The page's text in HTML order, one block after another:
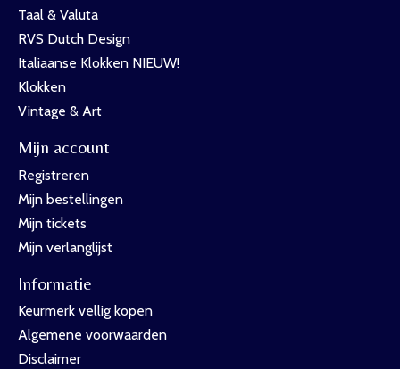
Taal & Valuta
RVS Dutch Design
Italiaanse Klokken NIEUW!
Klokken
Vintage & Art
Mijn account
Registreren
Mijn bestellingen
Mijn tickets
Mijn verlanglijst
Informatie
Keurmerk vellig kopen
Algemene voorwaarden
Disclaimer